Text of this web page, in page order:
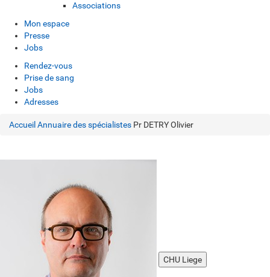
Associations
Mon espace
Presse
Jobs
Rendez-vous
Prise de sang
Jobs
Adresses
Accueil Annuaire des spécialistes Pr DETRY Olivier
CHU Liege